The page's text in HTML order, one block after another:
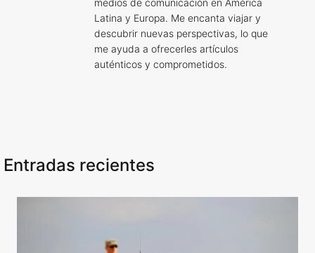
medios de comunicación en América
Latina y Europa. Me encanta viajar y
descubrir nuevas perspectivas, lo que
me ayuda a ofrecerles artículos
auténticos y comprometidos.
Entradas recientes